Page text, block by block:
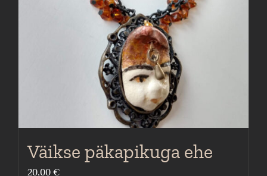
Väikse päkapikuga ehe
20,00 €